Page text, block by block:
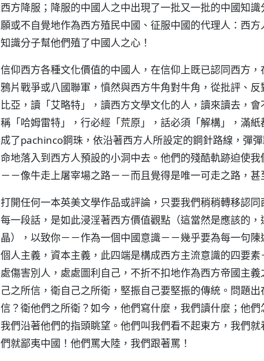
西方降服；降服的中國人之中出現了一批又一批的中國知
願或不自覺地作為西方殖民中國、征服中國的代理人：西
知識分子幫他們殖了中國人之心！
信仰西方各種文化價值的中國人，在信仰上既已認同西方
鴉片戰爭或八國聯軍，憤然與西方牛角對牛角，從批評、
比亞，讀「艾略特」，讀西方文學文化的人，讀來讀去，
稱「哈姆雷特」，行必經「荒原」，話必須「解構」，滿
成了pachinco鋼珠，依沿著西方人所設定的鋼針路線，彈
命地落入到西方人預設的小洞中去。他們的殘酷軌跡迫使
－－像牛走上屠宰場之路－－而且覺得是唯一可走之路，甚
打開任何一本英美文學作品或評論，只要我們稍稍轉移認
每一段話，是如此浸淫著西方價值觀點（這當然是應該的
晶），以致你－－作為一個中國意識－－幾乎要為每一句
個人主義，資本主義，此四端是構成西方主流意識的四要
處傷害別人，處處圖利自己，不折不扣地作為西方帝國主
己之所信，衛自己之所衛，堅振自己要堅振的傳統。問題
信？衛他們之所衛？如今，他們寫什麼，我們讀什麼；他
我們沿著他們的指頭眺望。他們叫我們看不起東方，我們
們就鄙夷中國！他們罵大陸，我們跟著罵！